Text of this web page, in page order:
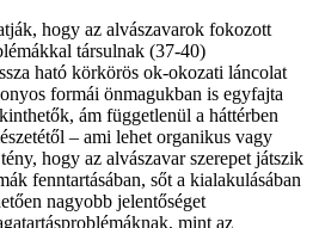
hogy az alvászavarok fokozott
társulnak (37-40)
ható körkörös ok-okozati láncolat
formái önmagukban is egyfajta
ám függetlenül a háttérben
– ami lehet organikus vagy
hogy az alvászavar szerepet játszik
fenntartásában, sőt a kialakulásában
nagyobb jelentőséget
mint az